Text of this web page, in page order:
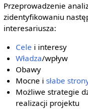
Przeprowadzenie
zidentyfikowaniu
interesariusza:
Cele i interesy
Władza/wpływ
Obawy
Mocne isłabe
Możliwe strategie
realizacji projektu